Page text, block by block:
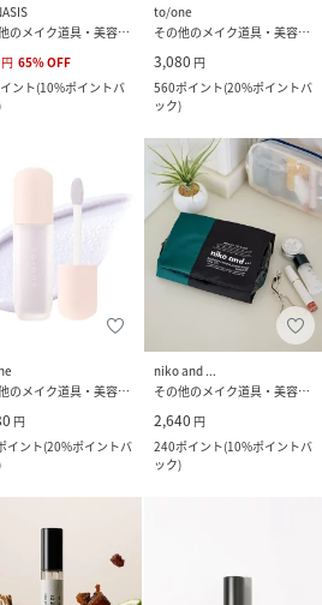
その他のメイク道具・美容器具
円 65%OFF
ント(10%ポイントバ
to/one
その他のメイク道具・美容器具
3,080 円
560ポイント(20%ポイントバ
ック)
その他のメイク道具・美容器具
円
イント(20%ポイントバ
niko and ...
その他のメイク道具・美容器具
2,640 円
240ポイント(10%ポイントバ
ック)